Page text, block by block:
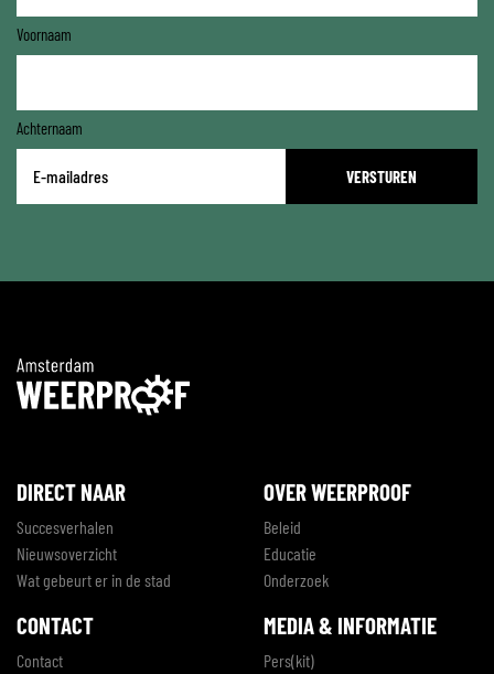
Voornaam
Achternaam
mailadres
DIRECT NAAR
Succesverhalen
Nieuwsoverzicht
Wat gebeurt er in de stad
OVER WEERPROOF
Beleid
Educatie
Onderzoek
CONTACT
Contact
MEDIA & INFORMATIE
Pers(kit)